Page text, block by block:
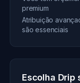
premium
Atribuição
são essenciais
Escolha Drip